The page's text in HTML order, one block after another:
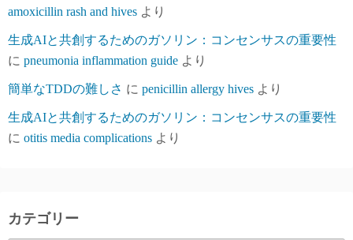
amoxicillin rash and hives より
生成AIと共創するためのガソリン：コンセンサスの重要性
に pneumonia inflammation guide より
簡単なTDDの難しさ に penicillin allergy hives より
生成AIと共創するためのガソリン：コンセンサスの重要性
に otitis media complications より
カテゴリー